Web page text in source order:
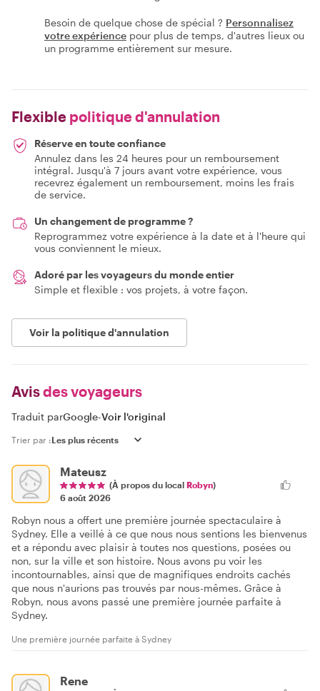
Besoin de quelque chose de spécial ? Personnalisez
votre expérience pour plus de temps, d'autres lieux ou
un programme entièrement sur mesure.
Flexible politique d'annulation
Réserve en toute confiance
Annulez dans les 24 heures pour un remboursement
intégral. Jusqu'à 7 jours avant votre expérience, vous
recevrez également un remboursement, moins les frais
de service.
Un changement de programme ?
Reprogrammez votre expérience à la date et à l'heure qui
vous conviennent le mieux.
Adoré par les voyageurs du monde entier
Simple et flexible : vos projets, à votre façon.
Voir la politique d'annulation
Avisdes voyageurs
Traduit parGoogle-Voir l'original
Trier par :
Mateusz
(À propos du local Robyn)
6 août 2026
Robyn nous a offert une première journée spectaculaire à
Sydney. Elle a veillé à ce que nous nous sentions les bienvenus
et a répondu avec plaisir à toutes nos questions, posées ou
non, sur la ville et son histoire. Nous avons pu voir les
incontournables, ainsi que de magnifiques endroits cachés
que nous n'aurions pas trouvés par nous-mêmes. Grâce à
Robyn, nous avons passé une première journée parfaite à
Sydney.
Une première journée parfaite à Sydney
Rene